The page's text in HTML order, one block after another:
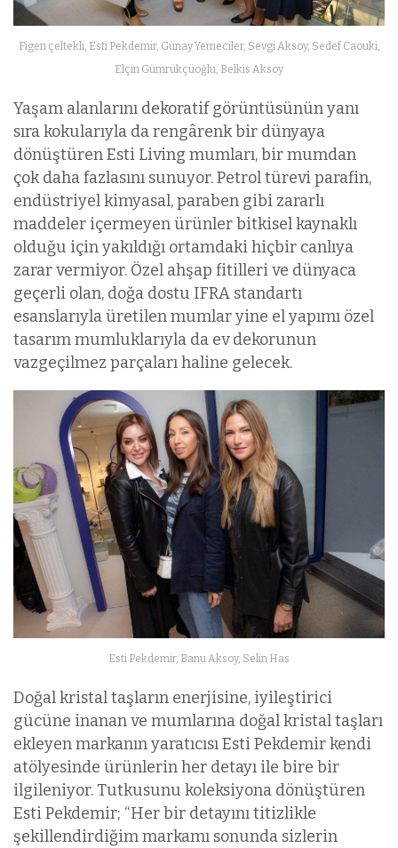
Figen çeltekli, Esti Pekdemir, Günay Yemeciler, Sevgi Aksoy, Sedef Caouki,
Elçin Gümrükçüoğlu, Belkis Aksoy
Yaşam alanlarını dekoratif görüntüsünün yanı
sıra kokularıyla da rengârenk bir dünyaya
dönüştüren Esti Living mumları, bir mumdan
çok daha fazlasını sunuyor. Petrol türevi parafin,
endüstriyel kimyasal, paraben gibi zararlı
maddeler içermeyen ürünler bitkisel kaynaklı
olduğu için yakıldığı ortamdaki hiçbir canlıya
zarar vermiyor. Özel ahşap fitilleri ve dünyaca
geçerli olan, doğa dostu IFRA standartı
esanslarıyla üretilen mumlar yine el yapımı özel
tasarım mumluklarıyla da ev dekorunun
vazgeçilmez parçaları haline gelecek.
Esti Pekdemir, Banu Aksoy, Selin Has
Doğal kristal taşların enerjisine, iyileştirici
gücüne inanan ve mumlarına doğal kristal taşları
ekleyen markanın yaratıcısı Esti Pekdemir kendi
atölyesinde ürünlerin her detayı ile bire bir
ilgileniyor. Tutkusunu koleksiyona dönüştüren
Esti Pekdemir; “Her bir detayını titizlikle
şekillendirdiğim markamı sonunda sizlerin